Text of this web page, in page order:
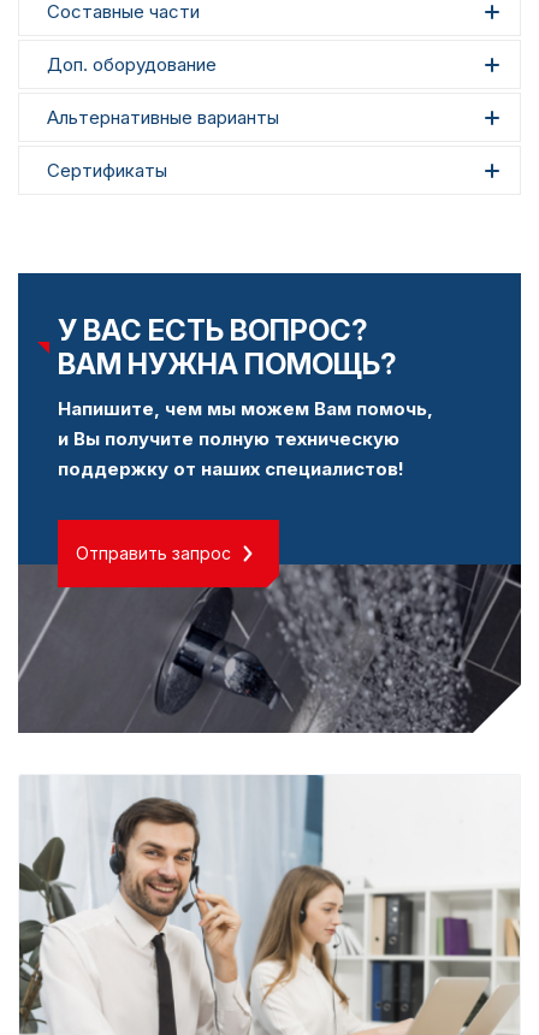
Составные части
Доп. оборудование
Альтернативные варианты
Сертификаты
У ВАС ЕСТЬ ВОПРОС?
ВАМ НУЖНА ПОМОЩЬ?
Напишите, чем мы можем Вам помочь,
и Вы получите полную техническую
поддержку от наших специалистов!
Отправить запрос